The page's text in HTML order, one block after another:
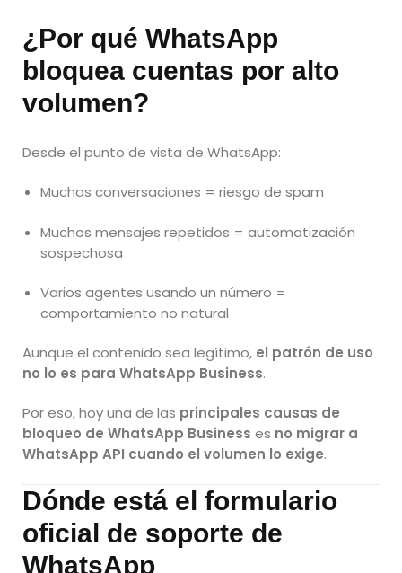
¿Por qué WhatsApp
bloquea cuentas por alto
volumen?
Desde el punto de vista de WhatsApp:
Muchas conversaciones = riesgo de spam
Muchos mensajes repetidos = automatización
sospechosa
Varios agentes usando un número =
comportamiento no natural
Aunque el contenido sea legítimo, el patrón de uso
no lo es para WhatsApp Business.
Por eso, hoy una de las principales causas de
bloqueo de WhatsApp Business es no migrar a
WhatsApp API cuando el volumen lo exige.
Dónde está el formulario
oficial de soporte de
WhatsApp